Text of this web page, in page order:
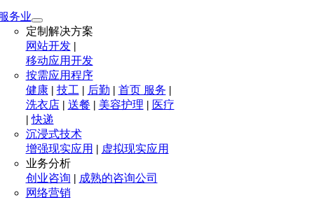
务业
定制解决方案
网站开发|
移动应用开发
按需应用程序
健康| 技工| 后勤 | 首页 服务 |
洗衣店 | 送餐 | 美容护理 | 医疗
|快递
沉浸式技术
增强现实应用 | 虚拟现实应用
业务分析
创业咨询 | 成熟的咨询公司
网络营销